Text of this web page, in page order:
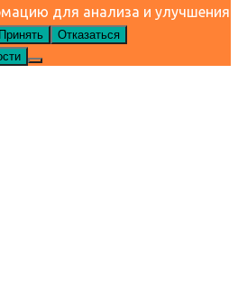
для анализа и улучшения
Принять
Отказаться